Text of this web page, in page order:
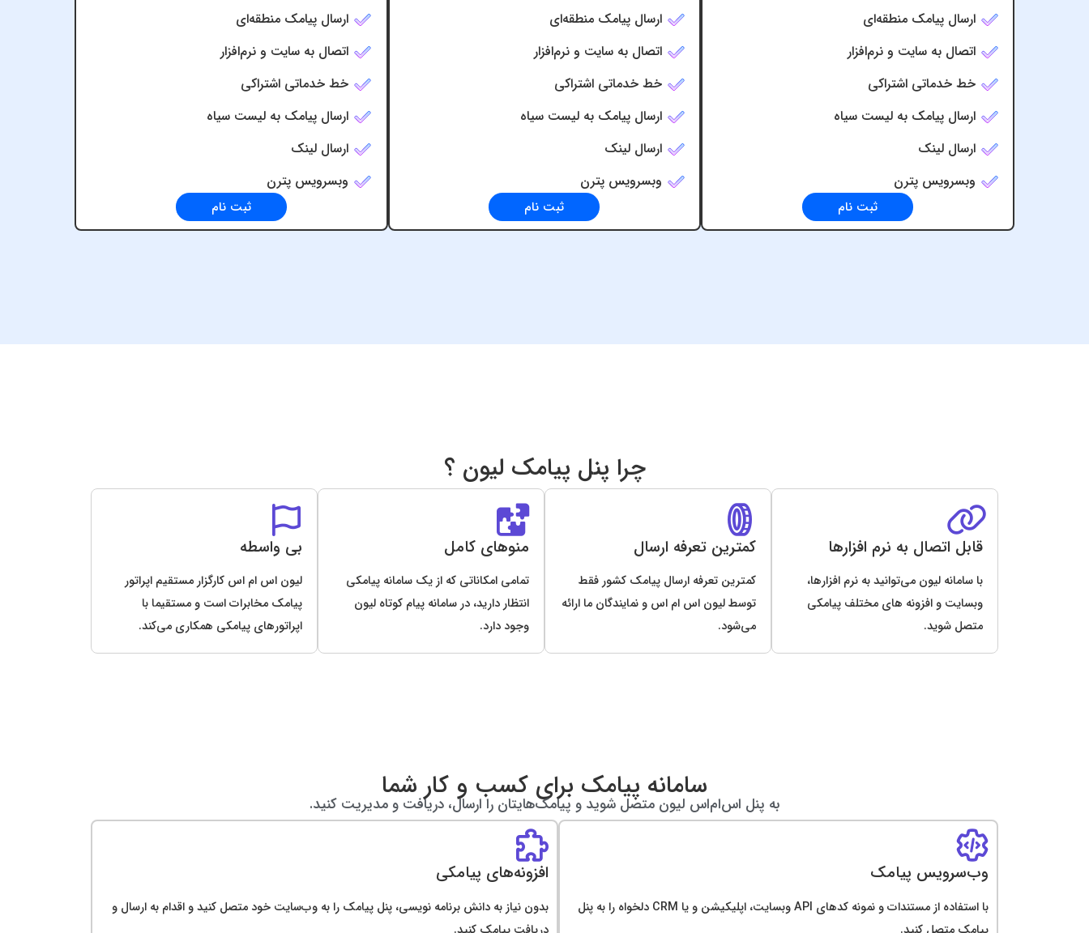
ارسال پیامک منطقه‌ای
اتصال به سایت و نرم‌افزار
خط خدماتی اشتراکی
ارسال پیامک به لیست سیاه
ارسال لینک
وبسرویس پترن
ثبت نام
ارسال پیامک منطقه‌ای
اتصال به سایت و نرم‌افزار
خط خدماتی اشتراکی
ارسال پیامک به لیست سیاه
ارسال لینک
وبسرویس پترن
ثبت نام
ارسال پیامک منطقه‌ای
اتصال به سایت و نرم‌افزار
خط خدماتی اشتراکی
ارسال پیامک به لیست سیاه
ارسال لینک
وبسرویس پترن
ثبت نام
چرا پنل پیامک لیون ؟
قابل اتصال به نرم افزارها
با سامانه لیون می‌توانید به نرم افزارها،
وبسایت و افزونه های مختلف پیامکی
متصل شوید.
کمترین تعرفه ارسال
کمترین تعرفه ارسال پیامک کشور فقط
توسط لیون اس ام اس و نمایندگان ما ارائه
می‌شود.
منوهای کامل
تمامی امکاناتی که از یک سامانه پیامکی
انتظار دارید، در سامانه پیام کوتاه لیون
وجود دارد.
بی واسطه
لیون اس ام اس کارگزار مستقیم اپراتور
پیامک مخابرات است و مستقیما با
اپراتورهای پیامکی همکاری می‌کند.
سامانه پیامک برای کسب و کار شما
به پنل اس‌ام‌اس لیون متصل شوید و پیامک‌هایتان را ارسال، دریافت و مدیریت کنید.
وب‌سرویس پیامک
با استفاده از مستندات و نمونه کدهای API وبسایت، اپلیکیشن و یا CRM دلخواه را به پنل
افزونه‌های پیامکی
بدون نیاز به دانش برنامه نویسی، پنل پیامک را به وب‌سایت خود متصل کنید و اقدام به ارسال و